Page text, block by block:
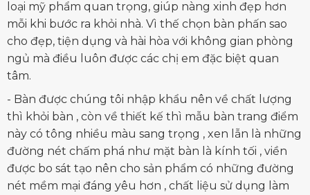
loại mỹ phẩm quan trọng, giúp nàng xinh đẹp hơn
mỗi khi bước ra khỏi nhà. Vì thế chọn bàn phấn sao
cho đẹp, tiện dụng và hài hòa với không gian phòng
ngủ mà điều luôn được các chị em đặc biệt quan
tâm.
- Bàn được chúng tôi nhập khẩu nên về chất lượng
thì khỏi bàn , còn về thiết kế thì mẫu bàn trang điểm
này có tông nhiều màu sang trọng , xen lẫn là những
đường nét chấm phá như mặt bàn là kính tối , viền
được bo sát tạo nên cho sản phẩm có những đường
nét mềm mại đáng yêu hơn , chất liệu sử dụng làm